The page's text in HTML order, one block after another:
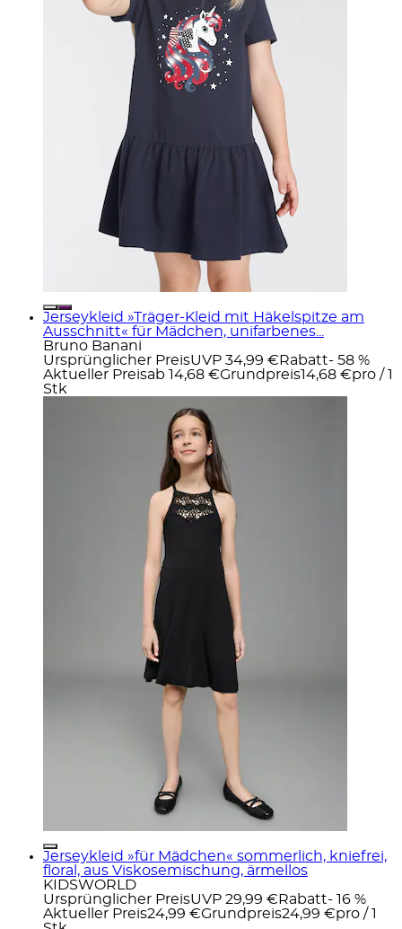
Jerseykleid »Träger-Kleid mit Häkelspitze am
Ausschnitt« für Mädchen, unifarbenes...
Bruno Banani
Ursprünglicher PreisUVP 34,99 € Rabatt- 58 %
Aktueller Preisab 14,68 €Grundpreis14,68 €pro / 1
Stk
Jerseykleid »für Mädchen« sommerlich, kniefrei,
floral, aus Viskosemischung, ärmellos
KIDSWORLD
Ursprünglicher PreisUVP 29,99 € Rabatt- 16 %
Aktueller Preis24,99 €Grundpreis24,99 €pro / 1